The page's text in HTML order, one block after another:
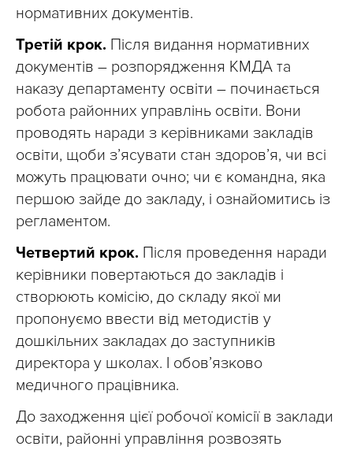
нормативних документів.
Третій крок. Після видання нормативних
документів – розпорядження КМДА та
наказу департаменту освіти – починається
робота районних управлінь освіти. Вони
проводять наради з керівниками закладів
освіти, щоби з’ясувати стан здоров’я, чи всі
можуть працювати очно; чи є командна, яка
першою зайде до закладу, і ознайомитись із
регламентом.
Четвертий крок. Після проведення наради
керівники повертаються до закладів і
створюють комісію, до складу якої ми
пропонуємо ввести від методистів у
дошкільних закладах до заступників
директора у школах. І обов’язково
медичного працівника.
До заходження цієї робочої комісії в заклади
освіти, районні управління розвозять